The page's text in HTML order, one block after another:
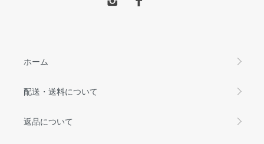
ホーム
配送・送料について
返品について